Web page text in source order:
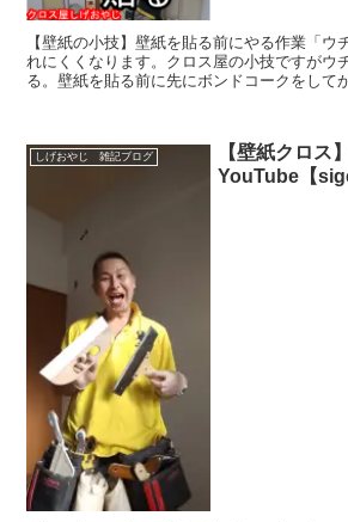
【壁紙の小技】壁紙を貼る前にやる作業「ウ
れにくくなります。クロス屋の小技ですがウ
る。壁紙を貼る前に先にボンドコークをして
しげおやじ 雑記ブログ
【壁紙クロス
YouTube【